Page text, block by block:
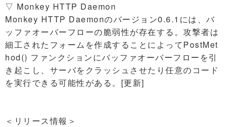
▽ Monkey HTTP Daemon
Monkey HTTP Daemonのバージョン0.6.1には、バ
ッファオーバーフローの脆弱性が存在する。攻撃者は
細工されたフォームを作成することによってPostMet
hod() ファンクションにバッファオーバーフローを引
き起こし、サーバをクラッシュさせたり任意のコード
を実行できる可能性がある。[更新]
＜リリース情報＞